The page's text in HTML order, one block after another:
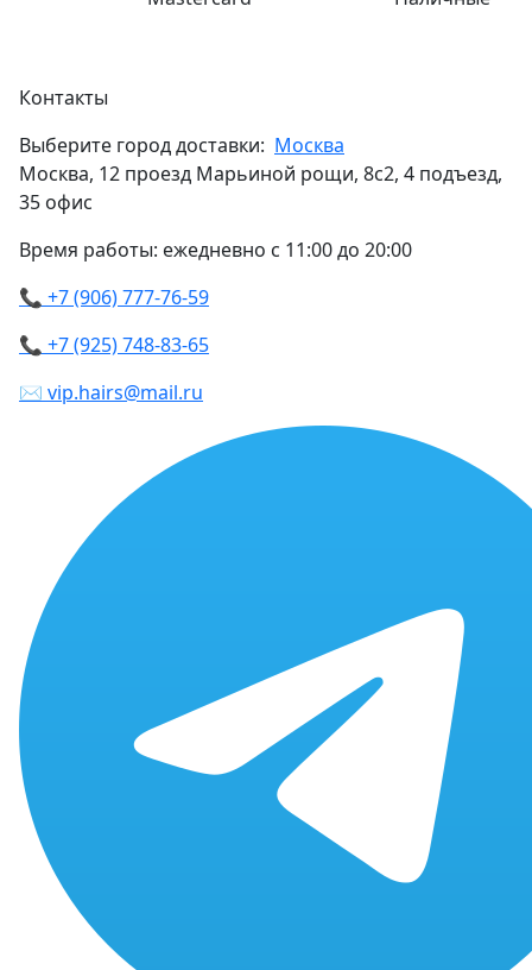
Контакты
Выберите город доставки: Москва
Москва, 12 проезд Марьиной рощи, 8с2, 4 подъезд,
35 офис
Время работы: ежедневно с 11:00 до 20:00
📞 +7 (906) 777-76-59
📞 +7 (925) 748-83-65
✉ vip.hairs@mail.ru